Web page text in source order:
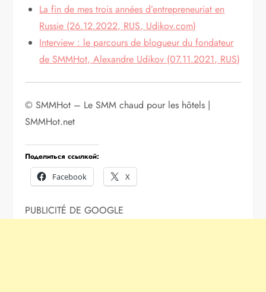
La fin de mes trois années d’entrepreneuriat en
Russie (26.12.2022, RUS, Udikov.com)
Interview : le parcours de blogueur du fondateur
de SMMHot, Alexandre Udikov (07.11.2021, RUS)
© SMMHot – Le SMM chaud pour les hôtels |
SMMHot.net
Поделиться ссылкой:
Facebook
X
PUBLICITÉ DE GOOGLE